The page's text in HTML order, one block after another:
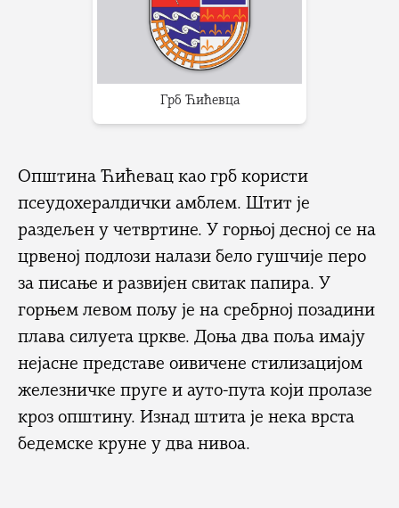
Грб Ћићевца
Општина Ћићевац као грб користи
псеудохералдички амблем. Штит је
раздељен у четвртине. У горњој десној се на
црвеној подлози налази бело гушчије перо
за писање и развијен свитак папира. У
горњем левом пољу је на сребрној позадини
плава силуета цркве. Доња два поља имају
нејасне представе оивичене стилизацијом
железничке пруге и ауто-пута који пролазе
кроз општину. Изнад штита је нека врста
бедемске круне у два нивоа.